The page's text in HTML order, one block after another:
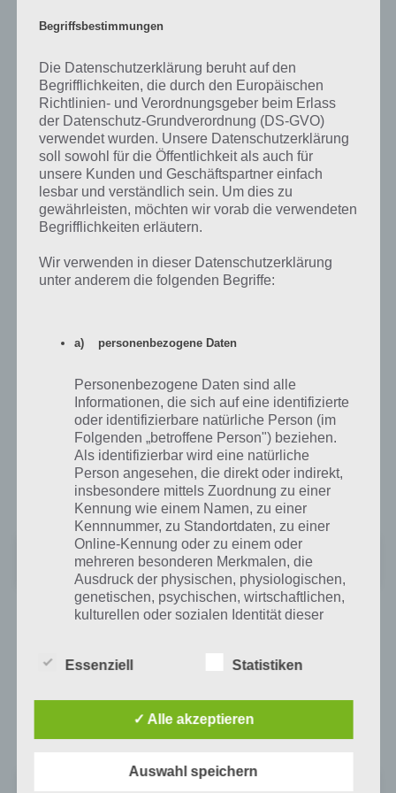
App kostenlos herunterladen
Shadow Fight 2 könnt ihr euch als App kostenlos für Android und
iOS herunterladen. So macht das Spiel durchaus Spaß, auch wenn es
auf Dauer dann doch ziemlich eintönig wird. Die Idee statt echter
Personen einfach die Schatten antreten zu lassen, hat seinen Reiz,
weil man so auf die Bewegungen achtet.
Trotzdem sind wir von Shadow Fight 2 nicht restlos überzeugt. Über
die In App Käufe kommt man kaum herum, denn jeder Kampf
Shadow Fight 2 für Android im Google Play
Obwohl Shadow Fight 2 über In App Käufe verfügt, über die man
über kurz oder lang kaum herumkommt, erhält das Spiel 4,8 Sterne
bei Google Play. Benötigt wird mindestens Android 3. Hier gehts zum
Shadow Fight 2
Preis:Kostenlos
iTunes App Store
benötigt. Hier gehts zum Download:
Shadow Fight 2
Begriffsbestimmungen
Die Datenschutzerklärung beruht auf den
Begrifflichkeiten, die durch den Europäischen
Richtlinien- und Verordnungsgeber beim Erlass
der Datenschutz-Grundverordnung (DS-GVO)
verwendet wurden. Unsere Datenschutzerklärung
soll sowohl für die Öffentlichkeit als auch für
unsere Kunden und Geschäftspartner einfach
lesbar und verständlich sein. Um dies zu
gewährleisten, möchten wir vorab die verwendeten
Begrifflichkeiten erläutern.
Wir verwenden in dieser Datenschutzerklärung
unter anderem die folgenden Begriffe:
a) personenbezogene Daten
Personenbezogene Daten sind alle
Informationen, die sich auf eine identifizierte
oder identifizierbare natürliche Person (im
Folgenden „betroffene Person") beziehen.
Als identifizierbar wird eine natürliche
Person angesehen, die direkt oder indirekt,
insbesondere mittels Zuordnung zu einer
Kennung wie einem Namen, zu einer
Kennnummer, zu Standortdaten, zu einer
Online-Kennung oder zu einem oder
mehreren besonderen Merkmalen, die
Ausdruck der physischen, physiologischen,
genetischen, psychischen, wirtschaftlichen,
kulturellen oder sozialen Identität dieser
identifizierbare natürliche Person, deren
Essenziell Statistiken
✓ Alle akzeptieren
Auswahl speichern